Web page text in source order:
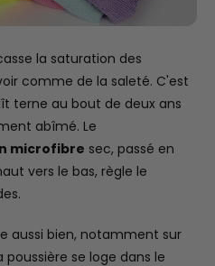
la saturation des
comme de la saleté. C'est
terne au bout de deux ans
abîmé. Le
microfibre sec, passé en
vers le bas, règle le
aussi bien, notamment sur
se loge dans le